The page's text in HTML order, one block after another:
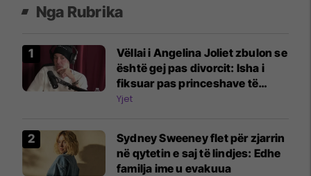
Nga Rubrika
Vëllai i Angelina Joliet zbulon se
është gej pas divorcit: Isha i
fiksuar pas princeshave të
Disney-t
Yjet
Sydney Sweeney flet për zjarrin
në qytetin e saj të lindjes: Edhe
familja ime u evakuua